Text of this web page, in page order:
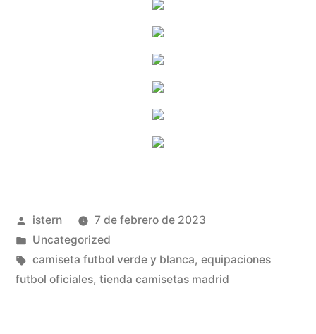
Publicado
por
istern
7 de febrero de 2023
Publicado
en
Uncategorized
Etiquetas:
camiseta futbol verde y blanca, equipaciones
futbol oficiales, tienda camisetas madrid